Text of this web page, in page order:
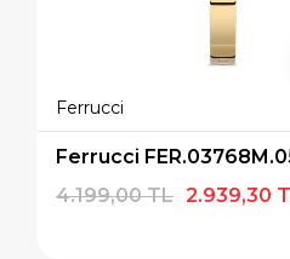
Ferrucci
2.939,30
4.199,00 TL